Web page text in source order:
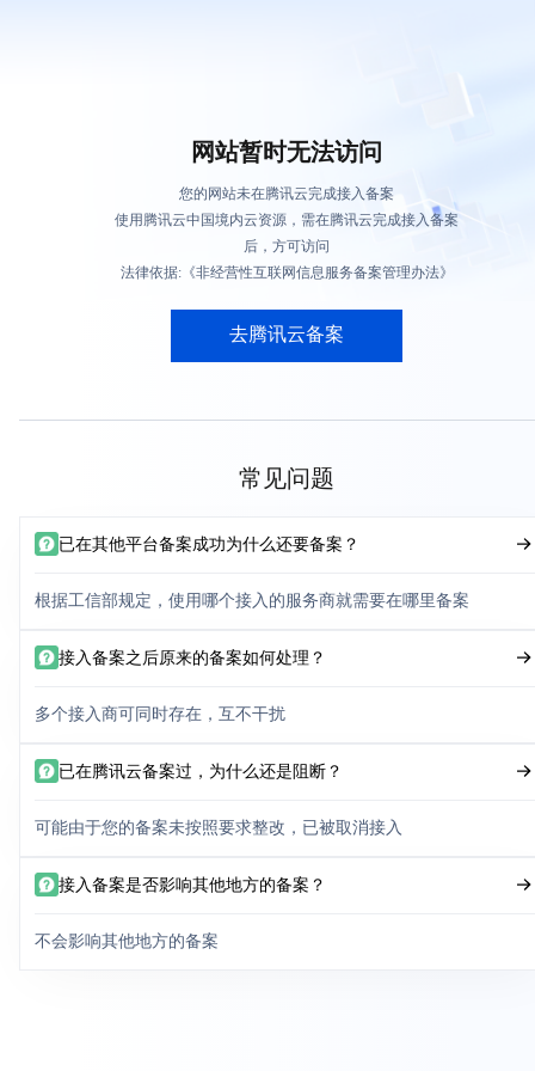
网站暂时无法访问
您的网站未在腾讯云完成接入备案
使用腾讯云中国境内云资源，需在腾讯云完成接入备案
后，方可访问
法律依据:《非经营性互联网信息服务备案管理办法》
去腾讯云备案
常见问题
已在其他平台备案成功为什么还要备案？
根据工信部规定，使用哪个接入的服务商就需要在哪里备案
接入备案之后原来的备案如何处理？
多个接入商可同时存在，互不干扰
已在腾讯云备案过，为什么还是阻断？
可能由于您的备案未按照要求整改，已被取消接入
接入备案是否影响其他地方的备案？
不会影响其他地方的备案